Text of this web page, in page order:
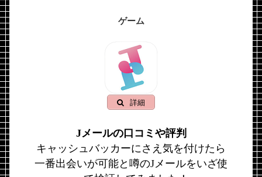
ゲーム
詳細
Jメールの口コミや評判
キャッシュバッカーにさえ気を付けたら
一番出会いが可能と噂のJメールをいざ使